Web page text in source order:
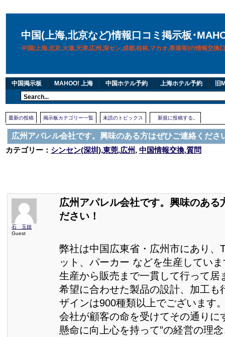
中国(上海,北京など)情報口コミ掲示板･
中国(上海,北京,大連,天津,広州,深セン,成都,桂林,マカオ,香港等)の情報交換
中国掲示板 MAHOO! 上海 中国ホテル予約 上海ホテル予約 旧
最新の投稿 掲示板カテゴリー一覧 未読のトピックス 新規に投稿する。
広州アパレル会社です。興味のある方はぜひご連絡くださ
カテゴリー： シンセン(深圳),東莞,広州, 中国情報交換,質問
石 玉姐
Guest
広州アパレル会社です。興味のある
ださい！
弊社は中国広東省・広州市にあり、
ット、パーカー などを生産してい
生産から販売まで一貫して行って居
希望に合わせた製品の設計、加工も
ザインは900種類以上でございます
会社が顧客の命を受けてその通りに
懸命に向上心を持って”の経営の理